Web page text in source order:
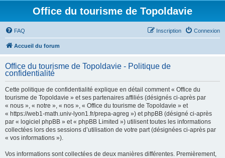
Office du tourisme de Topoldavie
FAQ Connexion
Inscription
Accueil du forum
Office du tourisme de Topoldavie - Politique de
confidentialité
Cette politique de confidentialité explique en détail comment « Office du
tourisme de Topoldavie » et ses partenaires affiliés (désignés ci-après par
« nous », « notre », « nos », « Office du tourisme de Topoldavie » et
« https://web1-math.univ-lyon1.fr/prepa-agreg ») et phpBB (désigné ci-après
par « logiciel phpBB » et « phpBB Limited ») utilisent toutes les informations
collectées lors des sessions d’utilisation de votre part (désignées ci-après par
« vos informations »).
Vos informations sont collectées de deux manières différentes. Premièrement,